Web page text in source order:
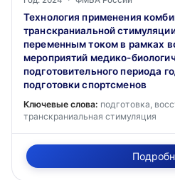
Технология применения
транскраниальной
переменным током в рамках
мероприятий медико-
подготовительного периода
подготовки спортсменов
Ключевые слова: подготовка,
транскраниальная стимуляция